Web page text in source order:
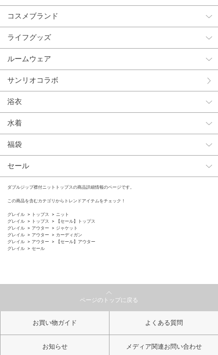
コスメブランド
ライフグッズ
ルームウェア
サンリオコラボ
浴衣
水着
福袋
セール
ダブルジップ襟付ニットトップスの商品詳細情報のページです。
この商品を含むカテゴリからトレンドアイテムをチェック！
グレイル トップス
ニット
グレイル
トップス
【セール】トップス
グレイル
アウター
ジャケット
グレイル
アウター
カーディガン
グレイル
アウター
【セール】アウター
グレイル
セール
ページのトップに戻る
お買い物ガイド よくある質問
お知らせ メディア関連お問い合わせ